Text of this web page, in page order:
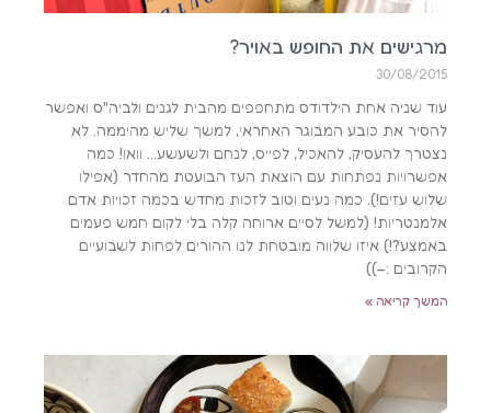
מרגישים את החופש באויר?
30/08/2015
עוד שניה אחת הילדודס מתחפפים מהבית לגנים ולביה"ס ואפשר
להסיר את כובע המבוגר האחראי, למשך שליש מהיממה. לא
נצטרך להעסיק, להאכיל, לפייס, לנחם ולשעשע… וואו! כמה
אפשרויות נפתחות עם הוצאת העז הבועטת מהחדר (אפילו
שלוש עזים!). כמה נעים וטוב לזכות מחדש בכמה זכויות אדם
אלמנטריות! (למשל לסיים ארוחה קלה בלי לקום חמש פעמים
באמצע?!) איזו שלווה מובטחת לנו ההורים לפחות לשבועיים
הקרובים :–))
המשך קריאה »